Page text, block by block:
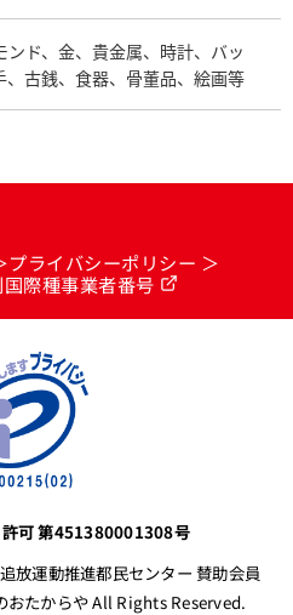
ンド、金、貴金属、時計、バッ
、古銭、食器、骨董品、絵画等
プライバシーポリシー
際種事業者番号
許可 第451380001308号
放運動推進都民センター 賛助会員
たからや All Rights Reserved.